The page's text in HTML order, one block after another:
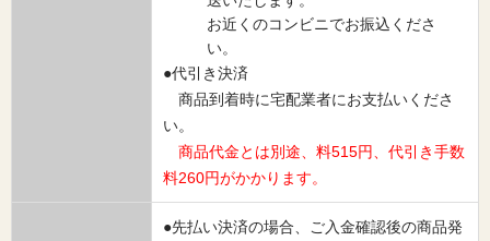
お近くのコンビニでお振込くださ
い。
●代引き決済
商品到着時に宅配業者にお支払いくださ
い。
商品代金とは別途、料515円、代引き手数
料260円がかかります。
●先払い決済の場合、ご入金確認後の商品発